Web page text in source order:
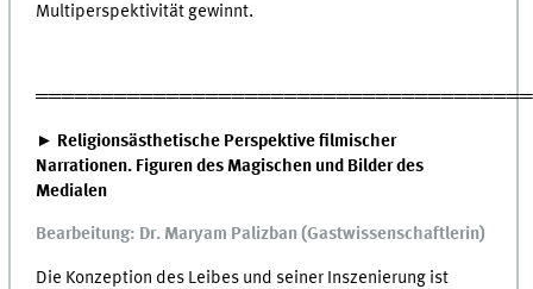
Multiperspektivität gewinnt.
► Religionsästhetische Perspektive filmischer
Narrationen. Figuren des Magischen und Bilder des
Medialen
Bearbeitung: Dr. Maryam Palizban (Gastwissenschaftlerin)
Die Konzeption des Leibes und seiner Inszenierung ist